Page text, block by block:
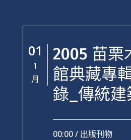
01
1
月
2005 苗栗
館典藏專
錄_傳統
00:00 / 出版刊物